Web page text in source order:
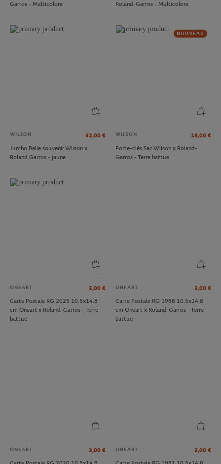
Garros - Multicolore
Roland-Garros - Multicolore
WILSON 32,00 €
Jumbo Balle souvenir Wilson x
Roland Garros - jaune
NOUVEAU
WILSON 18,00 €
Porte-clés Sac Wilson x Roland-
Garros - Terre battue
ONEART 3,00 €
Carte Postale RG 2025 10.5x14.8
cm Oneart x Roland-Garros - Terre
battue
ONEART 3,00 €
Carte Postale RG 1988 10.5x14.8
cm Oneart x Roland-Garros - Terre
battue
ONEART 3,00 €
ONEART 3,00 €